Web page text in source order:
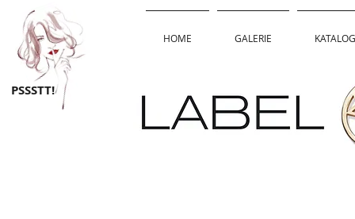
HOME GALERIE KATALOG
PSSSTT!